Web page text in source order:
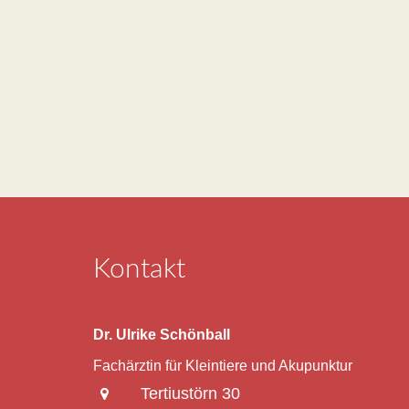
Kontakt
Dr. Ulrike Schönball
Fachärztin für Kleintiere und Akupunktur
Tertiustörn 30